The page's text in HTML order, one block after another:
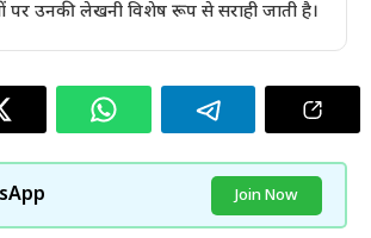
पर उनकी लेखनी विशेष रूप से सराही जाती है।
Join Now